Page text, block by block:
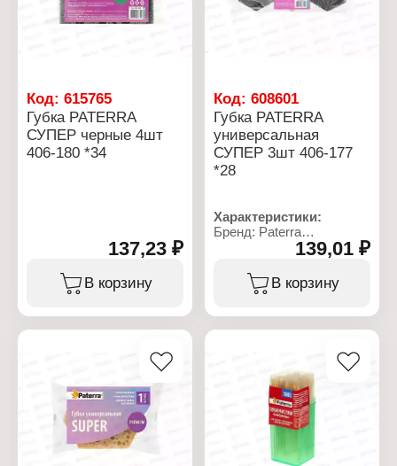
Код: 615765
Губка PATERRA
СУПЕР черные 4шт
406-180 *34
137,23 ₽
В корзину
Код:608601
Губка PATERRA
универсальная
СУПЕР 3шт 406-177
*28
Характеристики:
Бренд: Paterra
Артикул: 406-177
Назначение: для уборки
Применение:
пенополиуретан,
ретикулированный
пенополиуретан
Упаковка: в пакете
139,01 ₽
В корзину